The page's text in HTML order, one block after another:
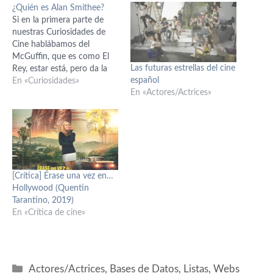
¿Quién es Alan Smithee?
Si en la primera parte de
nuestras Curiosidades de
Cine hablábamos del
McGuffin, que es como El
Rey, estar está, pero da la
impresión de que no hace
de un personaje con una
filmografía que para sí
quisiera más de uno: Alan…
En «Curiosidades»
Las futuras estrellas del cine
español
En «Actores/Actrices»
[Crítica] Érase una vez en…
Hollywood (Quentin
Tarantino, 2019)
En «Crítica de cine»
Categorías
Actores/Actrices, Bases de Datos, Listas,Webs